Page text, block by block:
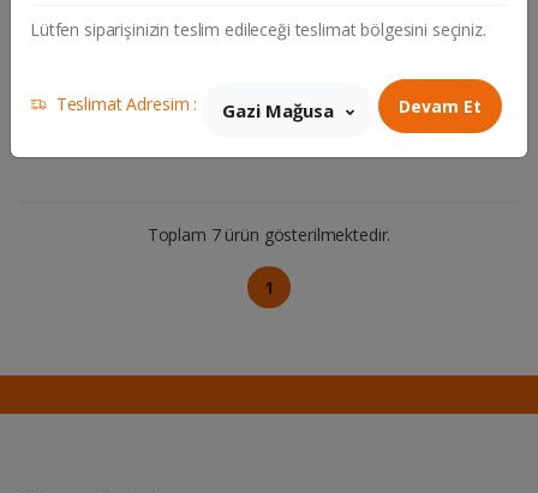
Toplam 7 ürün gösterilmektedir.
1
Lütfen siparişinizin teslim edileceği teslimat bölgesini seçiniz.
Teslimat Adresim : Gazi Mağusa Devam Et